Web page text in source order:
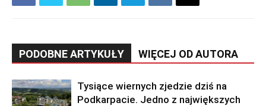
PODOBNE ARTYKUŁY WIĘCEJ OD AUTORA
Tysiące wiernych zjedzie dziś na
Podkarpacie. Jedno z największych